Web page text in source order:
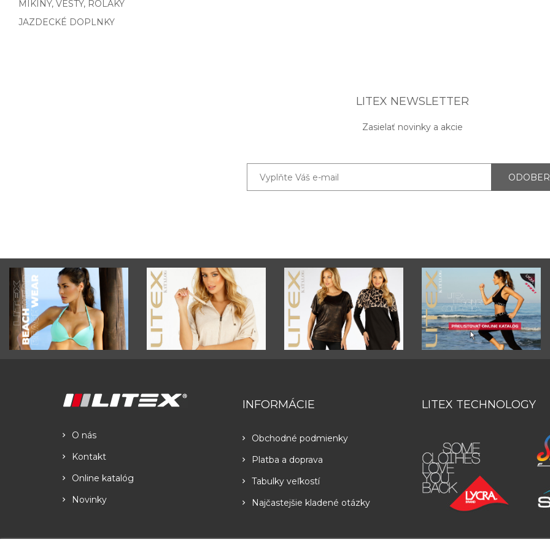
MIKINY, VESTY, ROLÁKY
JAZDECKÉ DOPLNKY
LITEX NEWSLETTER
Zasielať novinky a akcie
O nás
Kontakt
Online katalóg
Novinky
INFORMÁCIE
Obchodné podmienky
Platba a doprava
Tabulky veľkostí
Najčastejšie kladené otázky
LITEX TECHNOLOGY